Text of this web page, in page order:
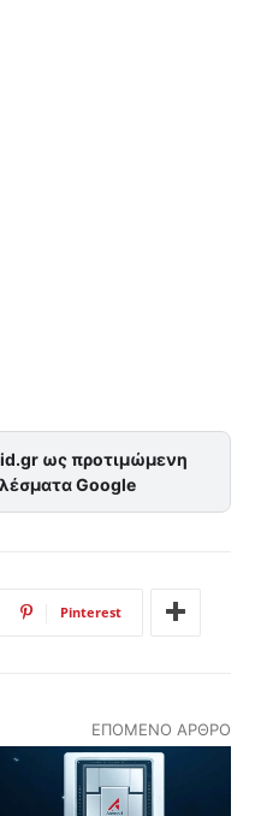
ως προτιμώμενη
Google
Pinterest
ΕΠΌΜΕΝΟ ΆΡΘΡΟ